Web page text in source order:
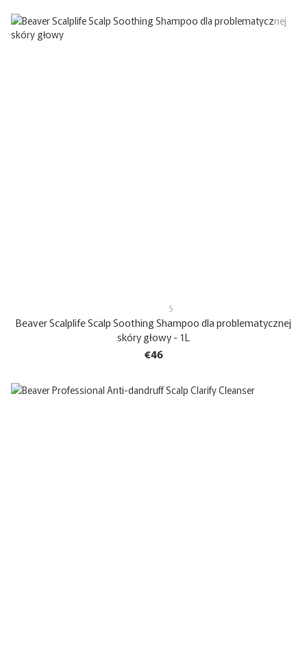
5
Beaver Scalplife Scalp Soothing Shampoo dla problematycznej
skóry głowy - 1L
€46